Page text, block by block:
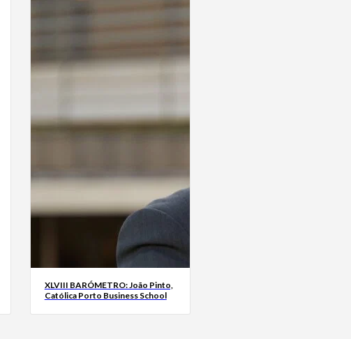
XLVIII BARÓMETRO: João Pinto,
Católica Porto Business School